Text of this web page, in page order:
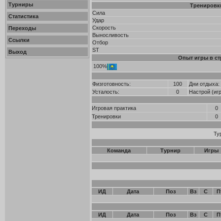
Турниры
Статистика
Переходы
Ссылки
Выход
Сила
Удар
Скорость
Выносливость
Отбор
ST
Опыт игры в
100%
Физготовность: 100
Дни отдыха:
Усталость:
0 Настрой
Игровая практика
0
Тренировки
0
Команда Турнир Игры
ИД Дата Поз Вз С
ИД Дата Поз Вз С